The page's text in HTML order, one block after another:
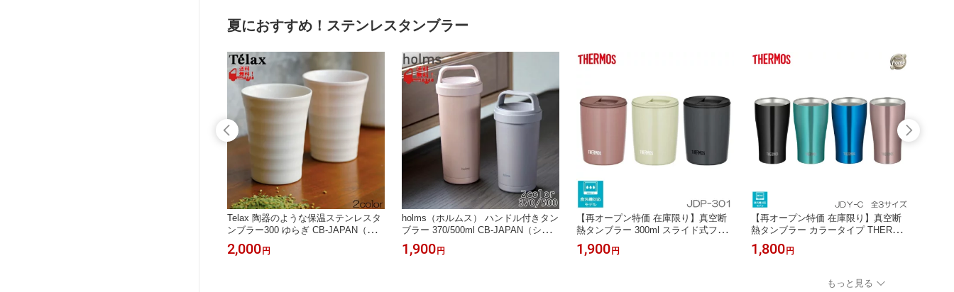
夏におすすめ！ステンレスタンブラー
Telax 陶器のような保温ステンレスタ
ンブラー300 ゆらぎ CB-JAPAN（シ
ービージャパン） △
2,000 円
holms（ホルムス） ハンドル付きタン
ブラー 370/500ml CB-JAPAN（シー
ビージャパン） 481△ 498△ 504▼ 5
11▼
1,900 円
【再オープン特価 在庫限り】真空断
熱タンブラー 300ml スライド式フタ
付き THERMOS（サーモス） JDP-30
1 ▼
1,900 円
【再オープン特価 在庫限り】真空断
熱タンブラー カラータイプ THERMO
S（サーモス） JDY-340C/420C/600C
▼
1,800 円
もっと見る